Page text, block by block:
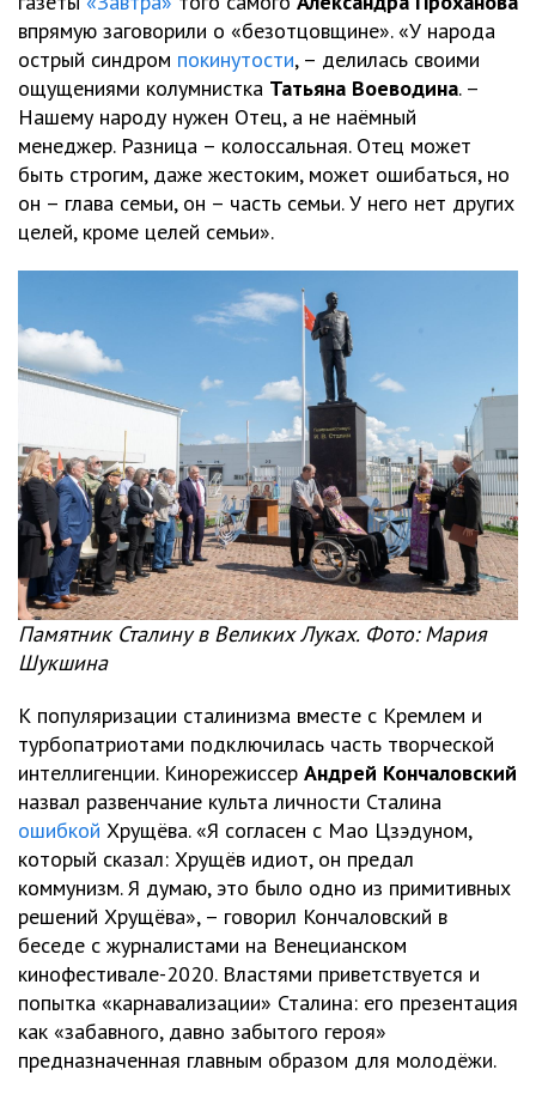
впрямую заговорили о «безотцовщине». «У народа
острый синдром покинутости, – делилась своими
ощущениями колумнистка Татьяна Воеводина. –
Нашему народу нужен Отец, а не наёмный
менеджер. Разница – колоссальная. Отец может
быть строгим, даже жестоким, может ошибаться, но
он – глава семьи, он – часть семьи. У него нет других
целей, кроме целей семьи».
Памятник Сталину в Великих Луках. Фото: Мария
Шукшина
К популяризации сталинизма вместе с Кремлем и
турбопатриотами подключилась часть творческой
интеллигенции. Кинорежиссер Андрей Кончаловский
назвал развенчание культа личности Сталина
ошибкой Хрущёва. «Я согласен с Мао Цзэдуном,
который сказал: Хрущёв идиот, он предал
коммунизм. Я думаю, это было одно из примитивных
решений Хрущёва», – говорил Кончаловский в
беседе с журналистами на Венецианском
кинофестивале-2020. Властями приветствуется и
попытка «карнавализации» Сталина: его презентация
как «забавного, давно забытого героя»
предназначенная главным образом для молодёжи.